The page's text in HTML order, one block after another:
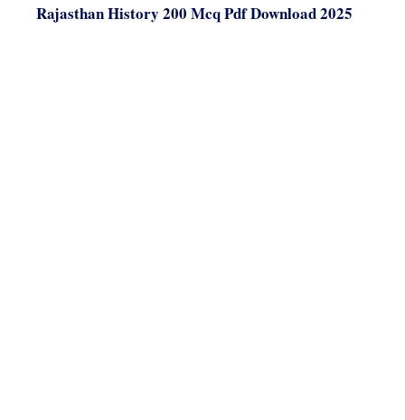
Rajasthan History 200 Mcq Pdf Download 2025